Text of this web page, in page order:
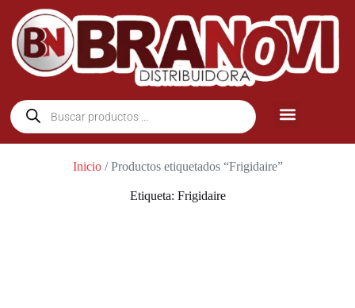
Inicio/ Productos etiquetados “Frigidaire”
Etiqueta: Frigidaire